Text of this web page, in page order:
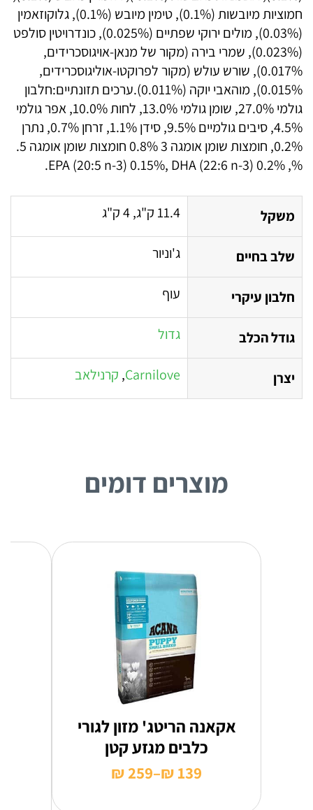
חמוציות מיובשות (0.1%), טימין מיובש (0.1%), גלוקוזאמין
(0.03%), מולים ירוקי שפתיים (0.025%), כונדרויטין סולפט
(0.023%), שמרי בירה (מקור של מנאן-אויגוסכרידים,
0.017%), שורש עולש (מקור לפרוקטו-אוליגוסכרידים,
0.015%), מוהאבי יוקה (0.011%).ערכים תזונתיים:חלבון
גולמי 27.0%, שומן גולמי 13.0%, לחות 10.0%, אפר גולמי
4.5%, סיבים גולמיים 9.5%, סידן 1.1%, זרחן 0.7%, נתרן
0.2%, חומצות שומן אומגה 3 0.8% חומצות שומן אומגה 5.
%, EPA (20:5 n-3) 0.15%, DHA (22:6 n-3) 0.2%.
משקל 11.4 ק"ג, 4 ק"ג
שלב בחיים ג'וניור
חלבון עיקרי עוף
גודל הכלב גדול
יצרן Carnilove
, קרנילאב
מוצרים דומים
אקאנה הריטג' מזון לגורי
כלבים מגזע קטן
₪ 139
–
₪259
טווח